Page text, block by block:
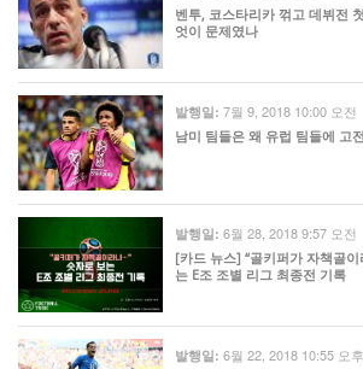
벤투, 코스타리카 꺾고 데뷔전
엇이 문제였나
발행일: 7월 9, 2018 10:00 오전
남미 팀들은 왜 유럽 팀들에 고
발행일: 6월 28, 2018 9:57 오전
[카드 뉴스] “골키퍼가 자책골
는 E조 조별 리그 최종전 기록
발행일: 6월 22, 2018 10:55 오후